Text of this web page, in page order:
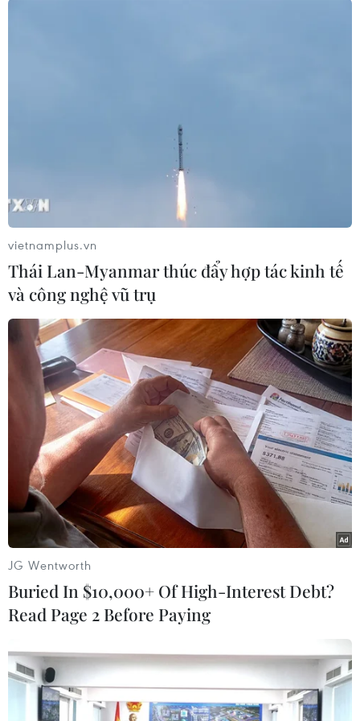
#Căn cứ không quân tại Iraq
#Ngoại trưởng Mỹ
#Antony Blinken
Theo dõi VietnamPlus
TIN LIÊN QUAN
vietnamplus.vn
Thái Lan-Myanmar thúc đẩy hợp tác kinh tế
và công nghệ vũ trụ
JG Wentworth
Buried In $10,000+ Of High-Interest Debt?
Read Page 2 Before Paying